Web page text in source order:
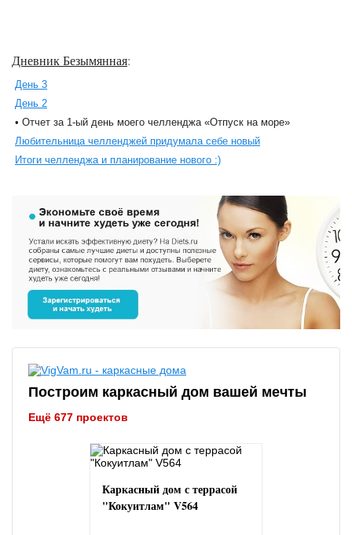
Дневник Безымянная:
День 3
День 2
• Отчет за 1-ый день моего челленджа «Отпуск на море»
Любительница челленджей придумала себе новый
Итоги челленджа и планирование нового :)
Построим каркасный дом вашей мечты
Ещё 677 проектов
Каркасный дом с террасой
"Кокуитлам" V564